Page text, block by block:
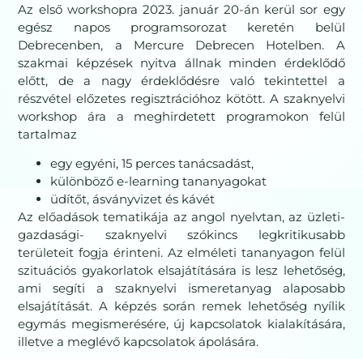
Az első workshopra 2023. január 20-án kerül sor egy
egész napos programsorozat keretén belül
Debrecenben, a Mercure Debrecen Hotelben. A
szakmai képzések nyitva állnak minden érdeklődő
előtt, de a nagy érdeklődésre való tekintettel a
részvétel előzetes regisztrációhoz kötött. A szaknyelvi
workshop ára a meghirdetett programokon felül
tartalmaz
egy egyéni, 15 perces tanácsadást,
különböző e-learning tananyagokat
üdítőt, ásványvizet és kávét
Az előadások tematikája az angol nyelvtan, az üzleti-
gazdasági- szaknyelvi szókincs legkritikusabb
területeit fogja érinteni. Az elméleti tananyagon felül
szituációs gyakorlatok elsajátítására is lesz lehetőség,
ami segíti a szaknyelvi ismeretanyag alaposabb
elsajátítását. A képzés során remek lehetőség nyílik
egymás megismerésére, új kapcsolatok kialakítására,
illetve a meglévő kapcsolatok ápolására.